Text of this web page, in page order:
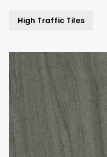
High Traffic Tiles